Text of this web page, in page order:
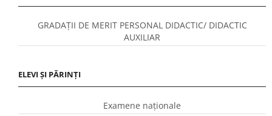
GRADAȚII DE MERIT PERSONAL DIDACTIC/ DIDACTIC
AUXILIAR
ELEVI ȘI PĂRINȚI
Examene naționale